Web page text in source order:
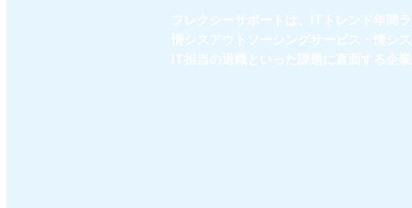
フレクシーサポートは、ITトレンド年間
情シスアウトソーシングサービス・情シ
IT担当の退職といった課題に直面する企